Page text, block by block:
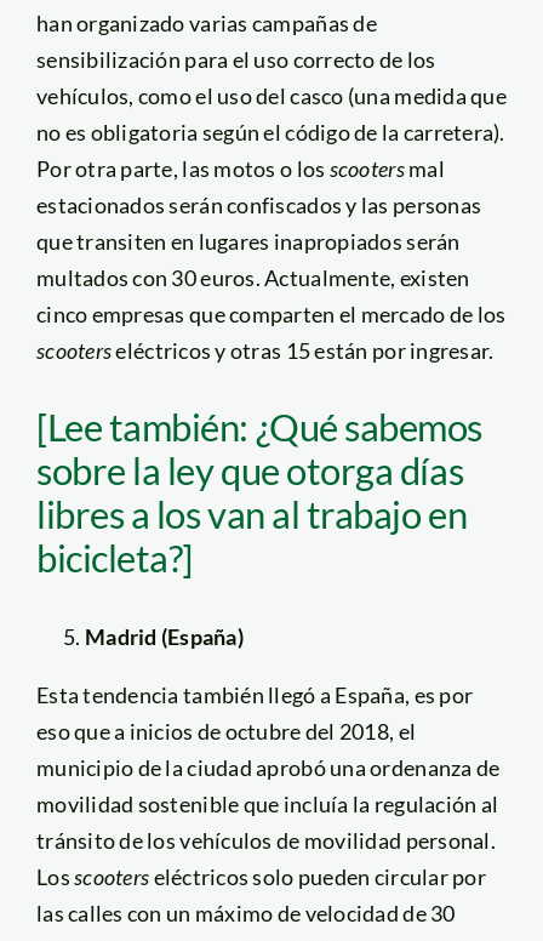
han organizado varias campañas de
sensibilización para el uso correcto de los
vehículos, como el uso del casco (una medida que
no es obligatoria según el código de la carretera).
Por otra parte, las motos o los scootersmal
estacionados serán confiscados y las personas
que transiten en lugares inapropiados serán
multados con 30 euros. Actualmente, existen
cinco empresas que comparten el mercado de los
scooterseléctricos y otras 15 están por ingresar.
[Lee también: ¿Qué sabemos
sobre la ley que otorga días
libres a los van al trabajo en
bicicleta?]
Madrid (España)
Esta tendencia también llegó a España, es por
eso que a inicios de octubre del 2018, el
municipio de la ciudad aprobó una ordenanza de
movilidad sostenible que incluía la regulación al
tránsito de los vehículos de movilidad personal.
Losscooterseléctricos solo pueden circular por
las calles con un máximo de velocidad de 30